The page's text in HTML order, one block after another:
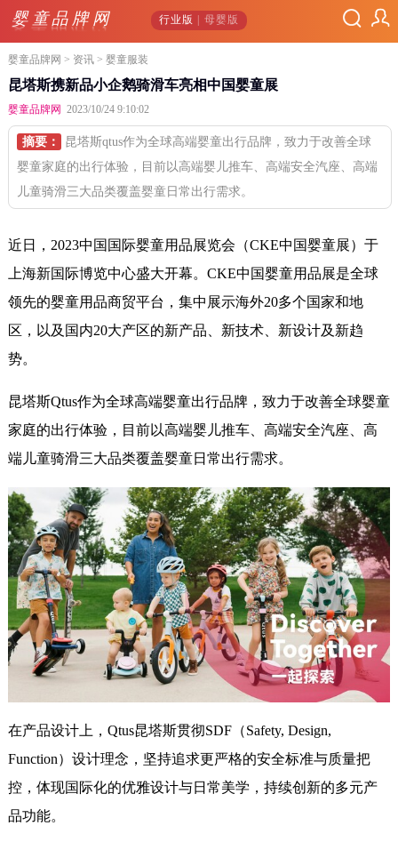
婴童品牌网 行业版 | 母婴版
婴童品牌网 > 资讯> 婴童服装
昆塔斯携新品小企鹅骑滑车亮相中国婴童展
婴童品牌网 2023/10/24 9:10:02
摘要：
昆塔斯qtus作为全球高端婴童出行品牌，致力于改善全球
婴童家庭的出行体验，目前以高端婴儿推车、高端安全汽座、高端
儿童骑滑三大品类覆盖婴童日常出行需求。
近日，2023中国国际婴童用品展览会（CKE中国婴童展）于
上海新国际博览中心盛大开幕。CKE中国婴童用品展是全球
领先的婴童用品商贸平台，集中展示海外20多个国家和地
区，以及国内20大产区的新产品、新技术、新设计及新趋
势。
昆塔斯Qtus作为全球高端婴童出行品牌，致力于改善全球婴童
家庭的出行体验，目前以高端婴儿推车、高端安全汽座、高
端儿童骑滑三大品类覆盖婴童日常出行需求。
在产品设计上，Qtus昆塔斯贯彻SDF（Safety, Design,
Function）设计理念，坚持追求更严格的安全标准与质量把
控，体现国际化的优雅设计与日常美学，持续创新的多元产
品功能。